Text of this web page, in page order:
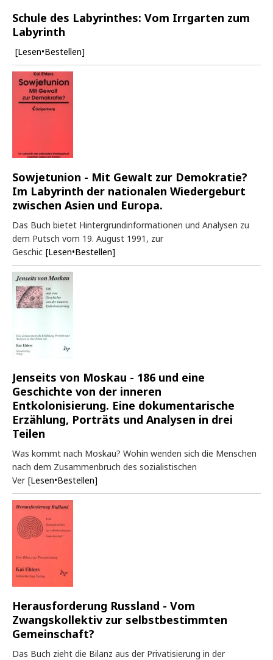
Schule des Labyrinthes: Vom Irrgarten zum
Labyrinth
[Lesen•Bestellen]
Sowjetunion - Mit Gewalt zur Demokratie?
Im Labyrinth der nationalen Wiedergeburt
zwischen Asien und Europa.
Das Buch bietet Hintergrundinformationen und Analysen zu
dem Putsch vom 19. August 1991, zur
Geschic [Lesen•Bestellen]
Jenseits von Moskau - 186 und eine
Geschichte von der inneren
Entkolonisierung. Eine dokumentarische
Erzählung, Porträts und Analysen in drei
Teilen
Was kommt nach Moskau? Wohin wenden sich die Menschen
nach dem Zusammenbruch des sozialistischen
Ver [Lesen•Bestellen]
Herausforderung Russland - Vom
Zwangskollektiv zur selbstbestimmten
Gemeinschaft?
Das Buch zieht die Bilanz aus der Privatisierung in der